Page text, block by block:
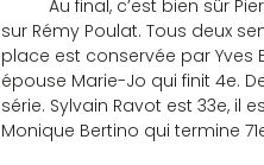
sur Rémy Poulat. Tous deux
place est conservée par
épouse Marie-Jo qui finit 4e.
série. Sylvain Ravot est 33e, il
Monique Bertino qui termine